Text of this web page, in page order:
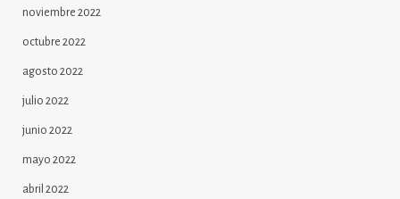
noviembre 2022
octubre 2022
agosto 2022
julio 2022
junio 2022
mayo 2022
abril 2022